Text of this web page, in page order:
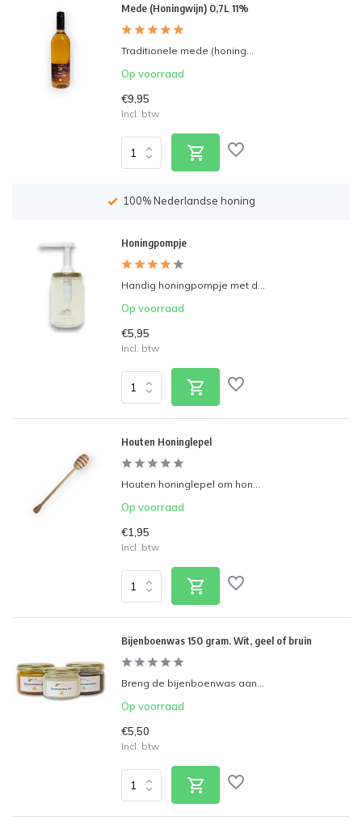
Mede (Honingwijn) 0,7L 11%
Traditionele mede (honing...
Op voorraad
€9,95
Incl. btw
Honingpompje
Handig honingpompje met d...
Op voorraad
€5,95
Incl. btw
Houten Honinglepel
Houten honinglepel om hon...
Op voorraad
€1,95
Incl. btw
Bijenboenwas 150 gram. Wit, geel of bruin
Breng de bijenboenwas aan...
Op voorraad
€5,50
Incl. btw